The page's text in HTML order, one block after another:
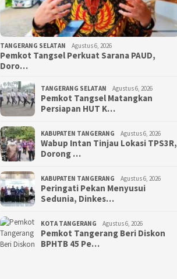
TANGERANG SELATAN Agustus 6, 2026
Pemkot Tangsel Perkuat Sarana PAUD,
Doro…
TANGERANG SELATAN Agustus 6, 2026
Pemkot Tangsel Matangkan
Persiapan HUT K…
KABUPATEN TANGERANG Agustus 6, 2026
Wabup Intan Tinjau Lokasi TPS3R,
Dorong …
KABUPATEN TANGERANG Agustus 6, 2026
Peringati Pekan Menyusui
Sedunia, Dinkes…
KOTA TANGERANG Agustus 6, 2026
Pemkot Tangerang Beri Diskon
BPHTB 45 Pe…